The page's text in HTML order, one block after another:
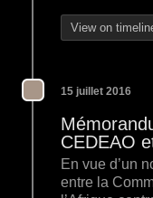
View on
15 juillet 2016
CEDEAO
En vue d’un
entre la